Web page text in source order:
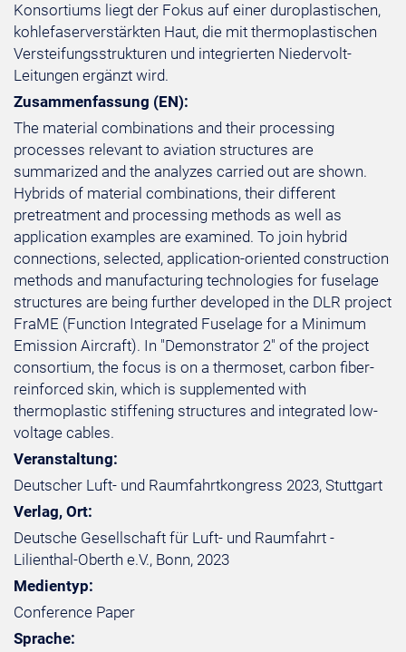
Konsortiums liegt der Fokus auf einer duroplastischen,
kohlefaserverstärkten Haut, die mit thermoplastischen
Versteifungsstrukturen und integrierten Niedervolt-
Leitungen ergänzt wird.
Zusammenfassung (EN):
The material combinations and their processing
processes relevant to aviation structures are
summarized and the analyzes carried out are shown.
Hybrids of material combinations, their different
pretreatment and processing methods as well as
application examples are examined. To join hybrid
connections, selected, application-oriented construction
methods and manufacturing technologies for fuselage
structures are being further developed in the DLR project
FraME (Function Integrated Fuselage for a Minimum
Emission Aircraft). In "Demonstrator 2" of the project
consortium, the focus is on a thermoset, carbon fiber-
reinforced skin, which is supplemented with
thermoplastic stiffening structures and integrated low-
voltage cables.
Veranstaltung:
Deutscher Luft- und Raumfahrtkongress 2023, Stuttgart
Verlag, Ort:
Deutsche Gesellschaft für Luft- und Raumfahrt -
Lilienthal-Oberth e.V., Bonn, 2023
Medientyp:
Conference Paper
Sprache: